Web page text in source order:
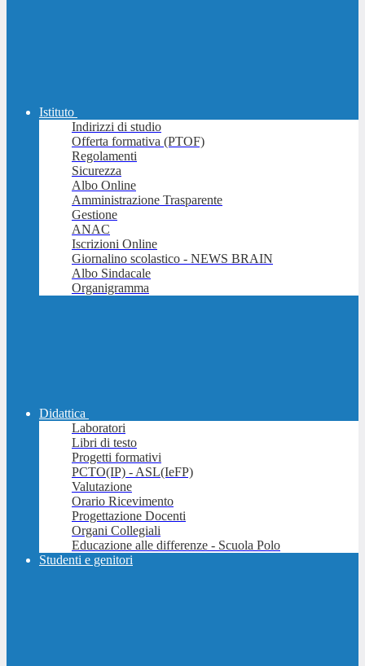
Istituto
Indirizzi di studio
Offerta formativa (PTOF)
Regolamenti
Sicurezza
Albo Online
Amministrazione Trasparente
Gestione
ANAC
Iscrizioni Online
Giornalino scolastico - NEWS BRAIN
Albo Sindacale
Organigramma
Didattica
Laboratori
Libri di testo
Progetti formativi
PCTO(IP) - ASL(IeFP)
Valutazione
Orario Ricevimento
Progettazione Docenti
Organi Collegiali
Educazione alle differenze - Scuola Polo
Studenti e genitori